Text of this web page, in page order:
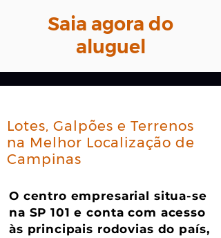
Saia agora do
aluguel
Lotes, Galpões e Terrenos
na Melhor Localização de
Campinas
O centro empresarial situa-se
na SP 101 e conta com acesso
às principais rodovias do país,